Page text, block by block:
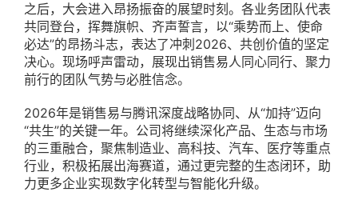
之后，大会进入昂扬振奋的展望时刻。各业务团队代表
共同登台，挥舞旗帜、齐声誓言，以“乘势而上、使命
必达”的昂扬斗志，表达了冲刺2026、共创价值的坚定
决心。现场呼声雷动，展现出销售易人同心同行、聚力
前行的团队气势与必胜信念。
2026年是销售易与腾讯深度战略协同、从“加持”迈向
“共生”的关键一年。公司将继续深化产品、生态与市场
的三重融合，聚焦制造业、高科技、汽车、医疗等重点
行业，积极拓展出海赛道，通过更完整的生态闭环，助
力更多企业实现数字化转型与智能化升级。